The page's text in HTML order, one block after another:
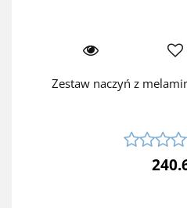
Zestaw naczyń z